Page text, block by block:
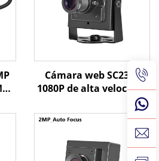
Cámara web SC2310
1080P de alta velocidad
60fps USB, 2MP, UVC,
OTG, cámara mini HD